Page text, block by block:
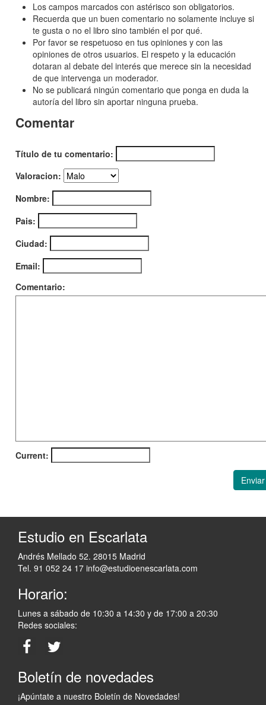
Los campos marcados con astérisco son obligatorios.
Recuerda que un buen comentario no solamente incluye si
te gusta o no el libro sino también el por qué.
Por favor se respetuoso en tus opiniones y con las
opiniones de otros usuarios. El respeto y la educación
dotaran al debate del interés que merece sin la necesidad
de que intervenga un moderador.
No se publicará ningún comentario que ponga en duda la
autoría del libro sin aportar ninguna prueba.
Comentar
Título de tu comentario:
Valoracion:
Nombre:
Pais:
Ciudad:
Email:
Comentario:
Current:
Enviar
Estudio en Escarlata
Andrés Mellado 52. 28015 Madrid
Tel. 91 052 24 17 info@estudioenescarlata.com
Horario:
Lunes a sábado de 10:30 a 14:30 y de 17:00 a 20:30
Redes sociales:
Boletín de novedades
¡Apúntate a nuestro Boletín de Novedades!